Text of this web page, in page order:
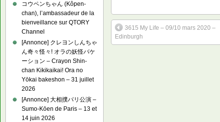
3615 My Life – 09/10 mars 2020 –
Edinburgh
コウペンちゃん (Kôpen-
chan), l’ambassadeur de la
bienveillance sur QTORY
Channel
[Annonce] クレヨンしんちゃ
ん奇々怪々! オラの妖怪バケ
ーション – Crayon Shin-
chan Kikikaikai! Ora no
Yōkai bakeshon – 31 juillet
2026
[Annonce] 大相撲パリ公演 –
Sumo-Kōen de Paris – 13 et
14 juin 2026